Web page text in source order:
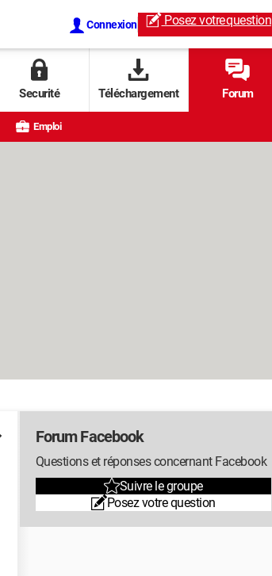
Connexion Posez votrequestion
Securité Téléchargement Forum
Emploi
Forum Facebook
Questions et réponses concernant Facebook
Suivre le groupe
Posez votre question